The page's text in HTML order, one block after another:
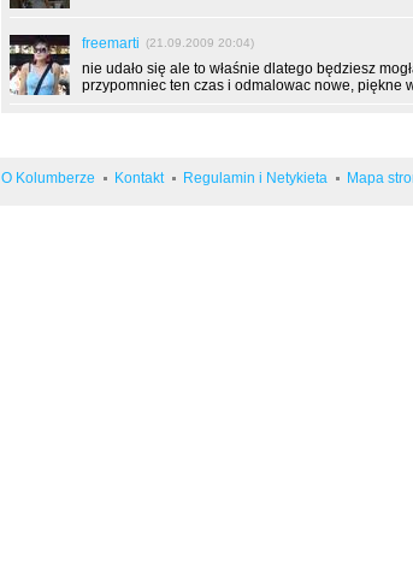
freemarti (21.09.2009 20:04)
nie udało się ale to właśnie dlatego będziesz
przypomniec ten czas i odmalowac nowe, piękne
O Kolumberze Kontakt Regulamin i Netykieta Mapa